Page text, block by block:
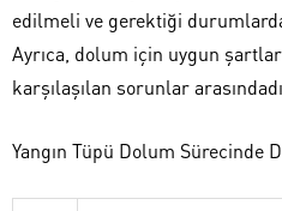
edilmeli ve gerektiği
Ayrıca, dolum için uygun
karşılaşılan sorunlar
Yangın Tüpü Dolum Sürecinde